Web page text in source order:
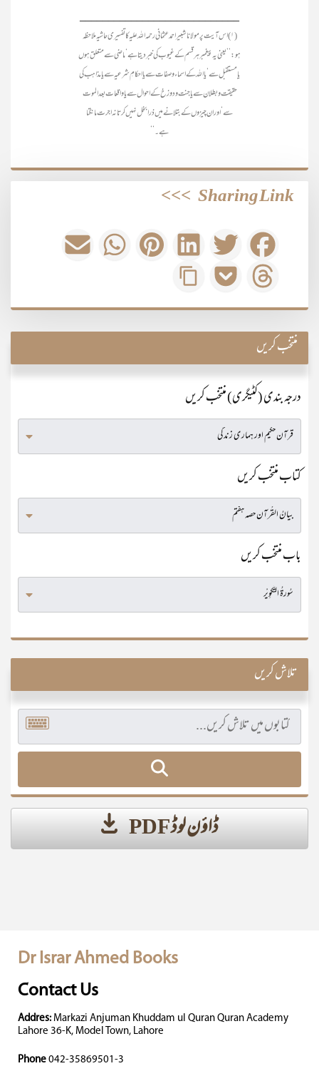
____________________________
(۱) اس آیت پر مولانا شبیر احمد عثمانی رحمہ اللہ علیہ کاتفسیری حاشیہ ملاحظہ
ہو: ’’یعنی یہ پیغمبر ہر قسم کے غیوب کی خبر دیتا ہے‘ ماضی سے متعلق ہوں
یا مستقبل سے‘ یا اللہ کے اسماء و صفات سے یا احکامِ شرعیہ سے یا مذاہب کی
حقیقت و بطلان سے یا جنت و دوزخ کے احوال سے یا واقعات بعد الموت
سے‘ اور ان چیزوں کے بتلانے میں ذرا بخل نہیں کرتا نہ اجرت مانگتا
ہے۔‘‘
Sharing Link
>>>
منتخب کریں
درجہ بندی (کٹیگری) منتخب کریں
کتاب منتخب کریں
باب منتخب کریں
تلاش کریں
ڈاؤن لوڈ PDF
Dr Israr Ahmed Books
Contact Us
Addres: Markazi Anjuman Khuddam ul Quran Quran Academy
Lahore 36-K, Model Town, Lahore
Phone 042-35869501-3